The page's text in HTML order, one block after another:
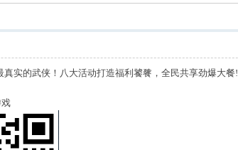
实的武侠！八大活动打造福利饕餮，全民共享劲爆大餐!